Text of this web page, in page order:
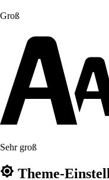
Groß
Sehr groß
Theme-